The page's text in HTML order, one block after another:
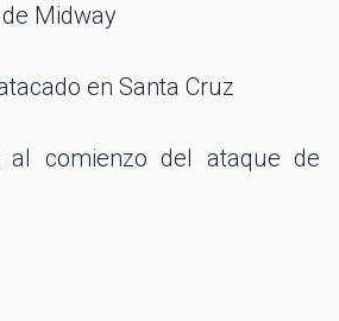
Midway
en Santa Cruz
al comienzo del ataque de